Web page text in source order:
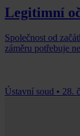
Legitimní
Společnost od
záměru potřebuje
Ústavní soud • 28.